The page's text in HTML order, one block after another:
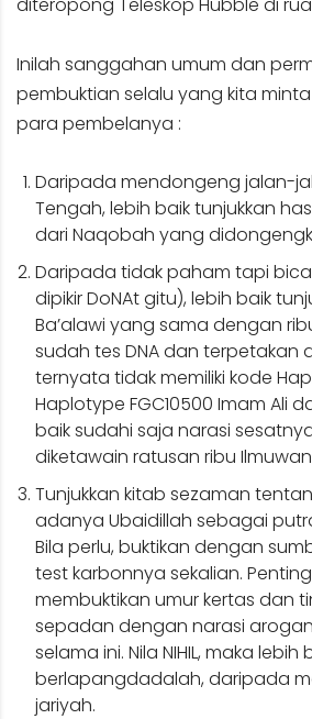
Inilah sanggahan umum dan
pembuktian selalu yang kita
para pembelanya :
Daripada mendongeng jalan-
Tengah, lebih baik tunjukkan hasil
dari Naqobah yang
Daripada tidak paham tapi
dipikir DoNAt gitu), lebih baik
Ba’alawi yang sama dengan
sudah tes DNA dan terpetakan
ternyata tidak memiliki kode
Haplotype FGC10500 Imam Ali
baik sudahi saja narasi
diketawain ratusan ribu
Tunjukkan kitab sezaman
adanya Ubaidillah sebagai
Bila perlu, buktikan dengan
test karbonnya sekalian.
membuktikan umur kertas dan
sepadan dengan narasi
selama ini. Nila NIHIL, maka lebih
berlapangdadalah, daripada
jariyah.